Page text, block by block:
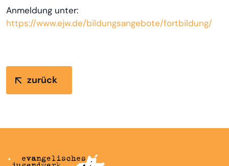
Anmeldung unter:
https://www.ejw.de/bildungsangebote/fortbildung/
zurück